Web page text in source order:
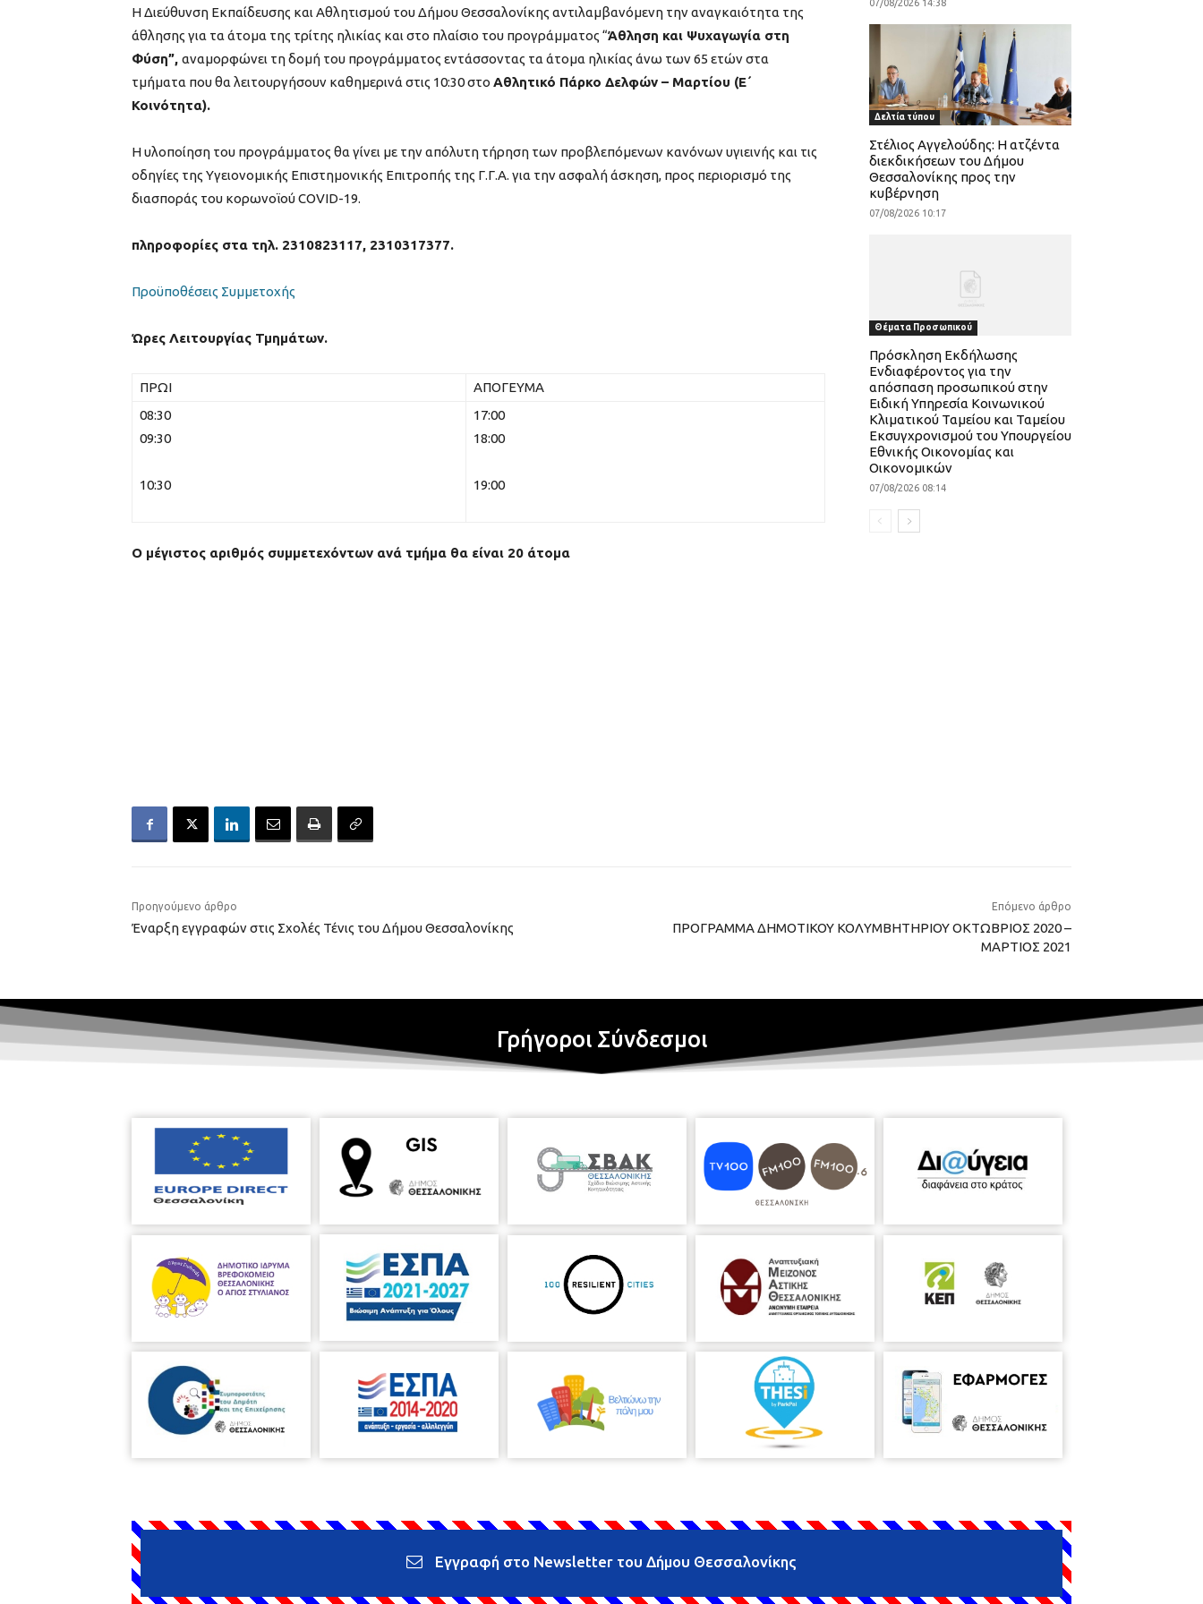
Η Διεύθυνση Εκπαίδευσης και Αθλητισμού του Δήμου Θεσσαλονίκης αντιλαμβανόμενη την αναγκαιότητα της
άθλησης για τα άτομα της τρίτης ηλικίας και στο πλαίσιο του προγράμματος “Άθληση και Ψυχαγωγία στη
Φύση”, αναμορφώνει τη δομή του προγράμματος εντάσσοντας τα άτομα ηλικίας άνω των 65 ετών στα
τμήματα που θα λειτουργήσουν καθημερινά στις 10:30 στο Αθλητικό Πάρκο Δελφών – Μαρτίου (Ε΄
Κοινότητα).
Η υλοποίηση του προγράμματος θα γίνει με την απόλυτη τήρηση των προβλεπόμενων κανόνων υγιεινής και τις
οδηγίες της Υγειονομικής Επιστημονικής Επιτροπής της Γ.Γ.Α. για την ασφαλή άσκηση, προς περιορισμό της
διασποράς του κορωνοϊού COVID-19.
πληροφορίες στα τηλ. 2310823117, 2310317377.
Προϋποθέσεις Συμμετοχής
Ώρες Λειτουργίας Τμημάτων.
ΠΡΩΙ
ΑΠΟΓΕΥΜΑ
08:30
09:30
10:30
17:00
18:00
19:00
Ο μέγιστος αριθμός συμμετεχόντων ανά τμήμα θα είναι 20 άτομα
07/08/2026 14:38
Δελτία τύπου
Στέλιος Αγγελούδης: Η ατζέντα
διεκδικήσεων του Δήμου
Θεσσαλονίκης προς την
κυβέρνηση
07/08/2026 10:17
Θέματα Προσωπικού
Πρόσκληση Εκδήλωσης
Ενδιαφέροντος για την
απόσπαση προσωπικού στην
Ειδική Υπηρεσία Κοινωνικού
Κλιματικού Ταμείου και Ταμείου
Εκσυγχρονισμού του Υπουργείου
Εθνικής Οικονομίας και
Οικονομικών
07/08/2026 08:14
Προηγούμενο άρθρο
Έναρξη εγγραφών στις Σχολές Τένις του Δήμου Θεσσαλονίκης
Επόμενο άρθρο
ΠΡΟΓΡΑΜΜΑ ΔΗΜΟΤΙΚΟΥ ΚΟΛΥΜΒΗΤΗΡΙΟΥ ΟΚΤΩΒΡΙΟΣ 2020 –
ΜΑΡΤΙΟΣ 2021
Γρήγοροι Σύνδεσμοι
Εγγραφή στο Newsletter του Δήμου Θεσσαλονίκης